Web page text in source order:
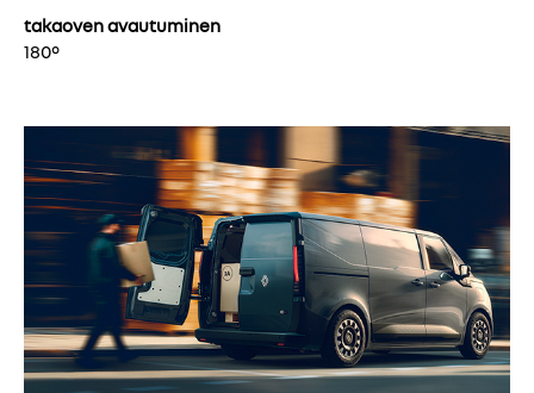
takaoven avautuminen
180°